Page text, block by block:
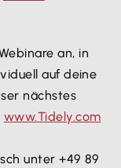
an, in
auf deine
nächstes
www.Tidely.com
unter +49 89